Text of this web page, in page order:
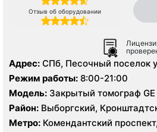
Отзыв об оборудовании
Адрес: СПб, Песочный поселок
д.68
Режим работы: 8:00-21:00
Модель: Закрытый томограф GE
Тесла, Siemens Magnetom 1.5
Brilliance 64 среза
Район: Выборгский,
Ленинградская область
Метро: Комендантский